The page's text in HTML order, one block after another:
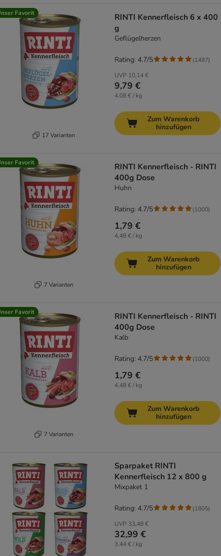
Favorit
17 Varianten
RINTI Kennerfleisch 6 x 400
g
Geflügelherzen
UVP 10,14 €
9,79 €
4,08 € / kg
Rating: 4.7/5 (1497)
Zum Warenkorb
hinzufügen
Favorit
7 Varianten
RINTI Kennerfleisch - RINTI
400g Dose
Huhn
1,79 €
4,48 € / kg
Rating: 4.7/5 (1000)
Zum Warenkorb
hinzufügen
Favorit
7 Varianten
RINTI Kennerfleisch - RINTI
400g Dose
Kalb
1,79 €
4,48 € / kg
Rating: 4.7/5 (1000)
Zum Warenkorb
hinzufügen
Sparpaket RINTI
Kennerfleisch 12 x 800 g
Mixpaket 1
UVP 33,48 €
32,99 €
3,44 € / kg
Rating: 4.7/5 (1805)